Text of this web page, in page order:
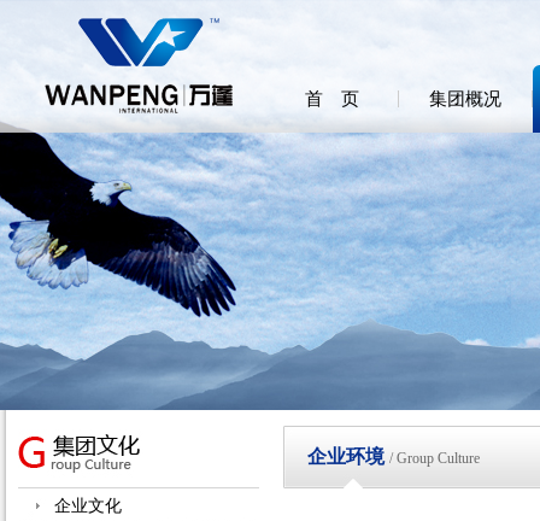
首 页 集团概况
企业文化
企业环境 / Group Culture